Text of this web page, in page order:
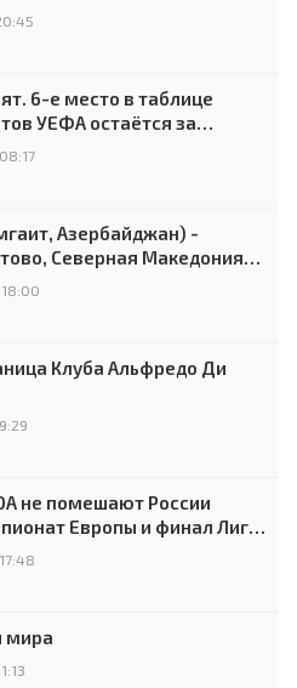
6-е место в таблице
УЕФА остаётся за
Азербайджан) -
Северная Македония) -
Клуба Альфредо Ди
не помешают России
Европы и финал Лиги
мира